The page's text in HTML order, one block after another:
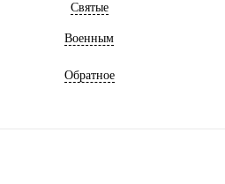
Святые
Военным
Обратное